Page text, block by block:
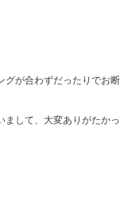
グが合わずだったりでお断
まして、大変ありがたかっ